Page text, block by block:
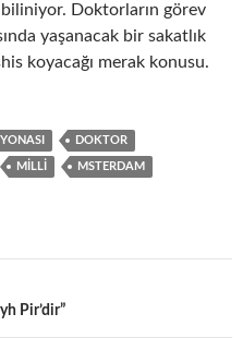
Doktorların görev
yaşanacak bir sakatlık
koyacağı merak konusu.
DOKTOR
MILLI MSTERDAM
Pir’dir”